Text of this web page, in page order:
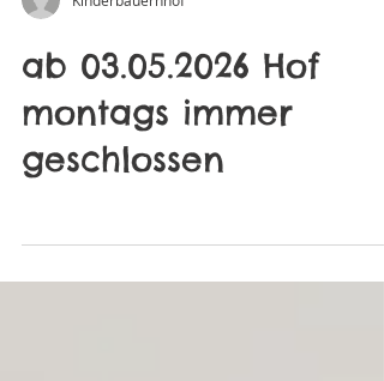
Kinderbauernhof
ab 03.05.2026 Hof
montags immer